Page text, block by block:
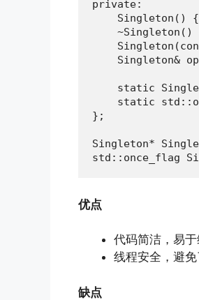
private:
Singleton()
~Singleton()
Singleton&
static
static
};
Singleton*
std::once_flag
优点
代码简洁，易
线程安全，避
缺点